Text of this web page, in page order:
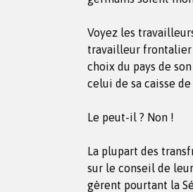
Voyez les
travailleur frontalier
choix du pays de
celui de sa caisse
Le peut-il ? Non !
La plupart des
sur le conseil de
gèrent pourtant la